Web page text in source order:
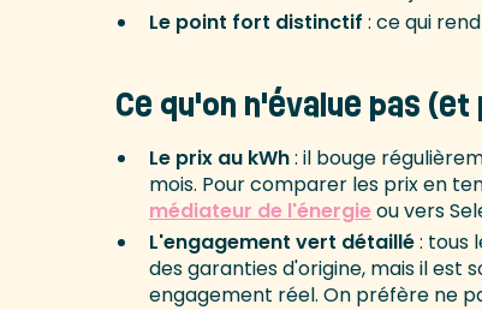
Le point fort distinctif : ce qui
Ce qu'on n'évalue pas
Le prix au kWh: il bouge
mois. Pour comparer les prix en
médiateur de l'énergieou vers
L'engagement vert détaillé: tous
des garanties d'origine, mais il
engagement réel. On préfère ne